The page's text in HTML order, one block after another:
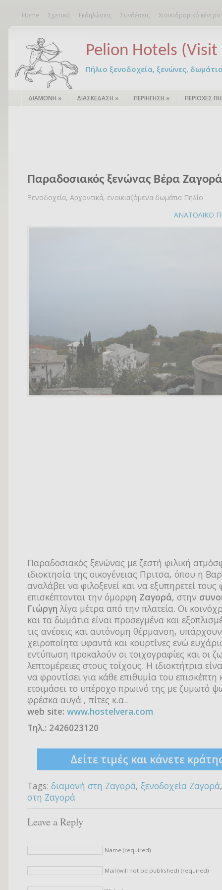
Home Σχετικά Εκδηλώσεις Συνδέσεις Χιονοδρομικό
Pelion Hotels (Visit
Πήλιο ξενοδοχεία, ξενώνες,
ΔΙΑΜΟΝΗ » ΔΙΑΣΚΕΔΑΣΗ » ΠΕΡΙΗΓΗΣΗ » ΠΕΡΙΟΧΕΣ
Παραδοσιακός ξενώνας Βέρα Ζαγορά
Ξενοδοχεία, Αρχοντικά, ενοικιαζόμενα δωμάτια Πηλίο
ΑΝΑΤΟΛΙΚΟ
Παραδοσιακός ξενώνας με ζεστή φιλική
ιδιοκτησία της οικογένειας Πριτσα, όπου η
αναλάβει να φιλοξενεί και να εξυπηρετεί τους
επισκέπτονται την όμορφη Ζαγορά, στην
Γιώργη λίγα μέτρα από την πλατεία. Οι
και τα δωμάτια είναι προσεγμένα και
τις ανέσεις και αυτόνομη θέρμανση, υπάρχουν
χειροποίητα υφαντά και κουρτίνες ενώ
εντύπωση προκαλούν οι τοιχογραφίες και οι
λεπτομέρειες στους τοίχους. Η ιδιοκτήτρια
να φροντίσει για κάθε επιθυμία του επισκέπτη
ετοιμάσει το υπέροχο πρωινό της με ζυμωτό
φρέσκα αυγά , πίτες κ.α..
web site: www.hostelvera.com
Τηλ.: 2426023120
Δείτε τιμές και κάνετε
Tags: διαμονή στη Ζαγορά, ξενοδοχεία Ζαγορά
στη Ζαγορά
Leave a Reply
Name (required)
Mail (will not be published) (required)